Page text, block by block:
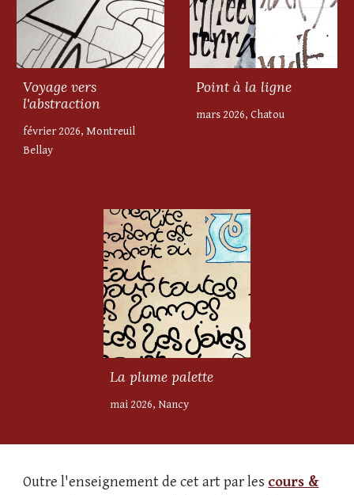
Voyage vers
l'abstraction
février 2026, Montreuil
Bellay
Point à la ligne
mars 2026, Chatou
La plume palette
mai 2026, Nancy
Outre l'enseignement de cet art par les cours &